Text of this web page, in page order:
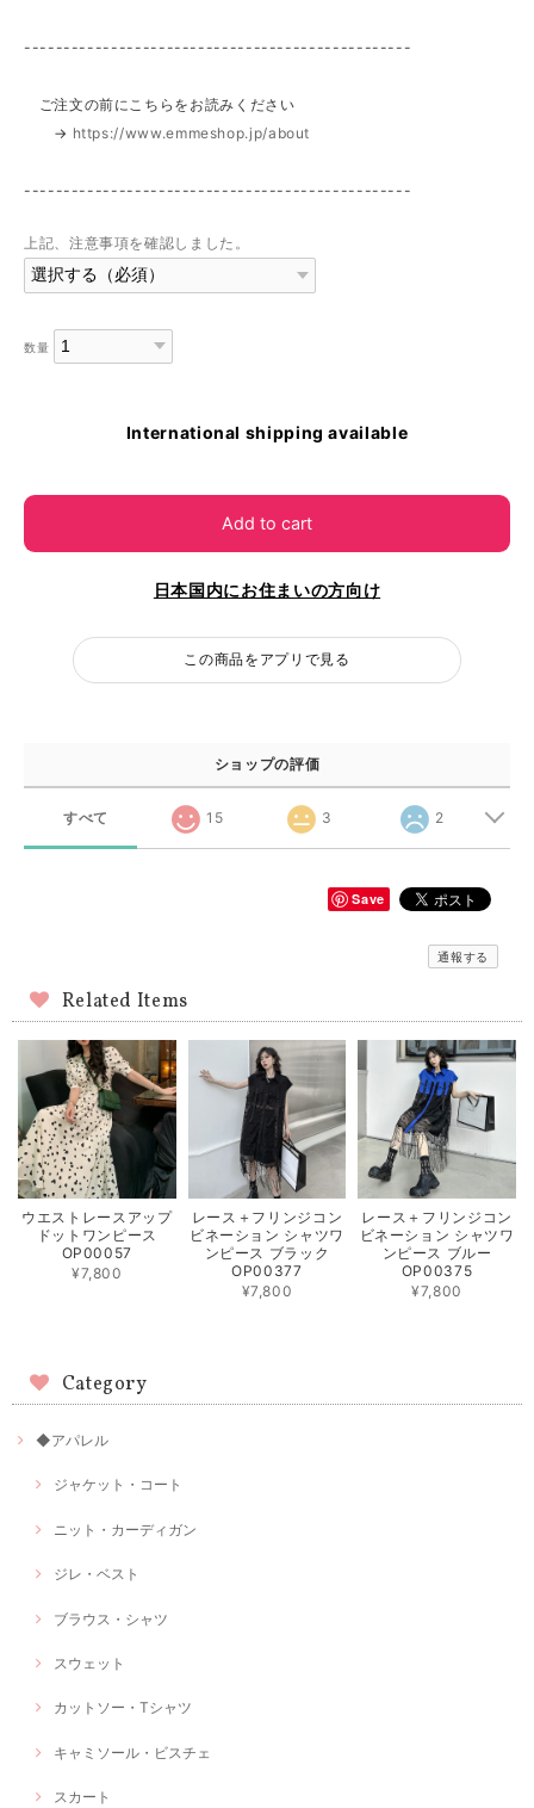
-------------------------------------------------
ご注文の前にこちらをお読みください
→ https://www.emmeshop.jp/about
-------------------------------------------------
上記、注意事項を確認しました。
数量
International shipping available
Add to cart
日本国内にお住まいの方向け
この商品をアプリで見る
ショップの評価
すべて 15 3 2
Save
通報する
Related Items
ウエストレースアップ
ドットワンピース
OP00057
¥7,800
レース＋フリンジコン
ビネーション シャツワ
ンピース ブラック
OP00377
¥7,800
レース＋フリンジコン
ビネーション シャツワ
ンピース ブルー
OP00375
¥7,800
Category
◆アパレル
ジャケット・コート
ニット・カーディガン
ジレ・ベスト
ブラウス・シャツ
スウェット
カットソー・Tシャツ
キャミソール・ビスチェ
スカート